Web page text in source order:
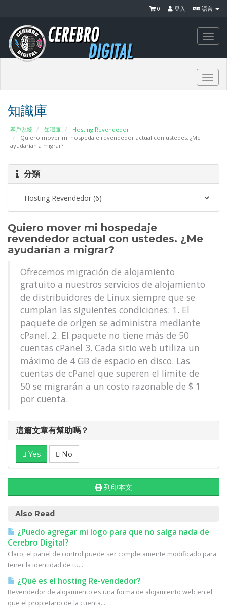
語言
登入
0
知識庫
客戶系統 知識庫
Hosting Revendedor
Quiero mover mi hospedaje revendedor actual con ustedes. ¿Me
ayudarían a migrar?
分類
Quiero mover mi hospedaje
revendedor actual con ustedes. ¿Me
ayudarían a migrar?
Ofrecemos migración de alojamiento
gratuito a nuestros servicios de alojamiento
de distribuidores de Linux siempre que se
cumplan las siguientes condiciones: 1. El
paquete de origen se administra mediante
cPanel. 2. El paquete no tiene más de 50
cuentas cPanel 3. Cada sitio web utiliza un
máximo de 4 GB de espacio en disco. Las
cuentas de cPanel que superen el límite de
50 se migrarán a un costo razonable de $ 1
por cuenta.
這篇文章有幫助嗎？
Yes No
列印本文
Also Read
¿Puedo agregar mi logo para que no salga nada de
Cerebro Digital?
Claro, el panel de control puede ser completamente modificado para
tener la identidad de tu...
¿Qué es el hosting Re-vendedor?
Revendedor de alojamiento es una forma de alojamiento web en el
que el propietario de la cuenta...